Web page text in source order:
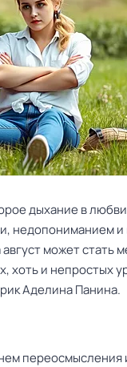
дыхание в
недопониманием
может стать
хоть и непростых
Аделина Панина.
переосмысления